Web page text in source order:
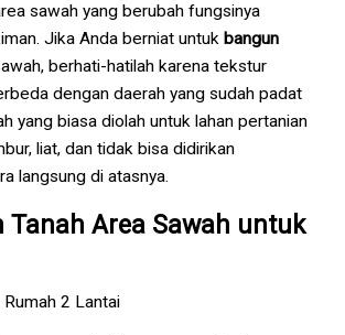
sawah yang berubah fungsinya
Jika Anda berniat untuk bangun
berhati-hatilah karena tekstur
dengan daerah yang sudah padat
yang biasa diolah untuk lahan pertanian
liat, dan tidak bisa didirikan
langsung di atasnya.
Tanah Area Sawah untuk